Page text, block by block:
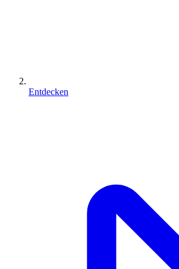
Entdecken